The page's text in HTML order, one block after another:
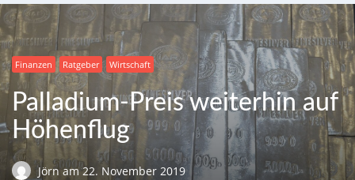
Dein Ratgeber für Aktien und Kryptowährungen
Finanzen Ratgeber Wirtschaft
Palladium-Preis weiterhin auf
Höhenflug
Jörnam 22. November 2019